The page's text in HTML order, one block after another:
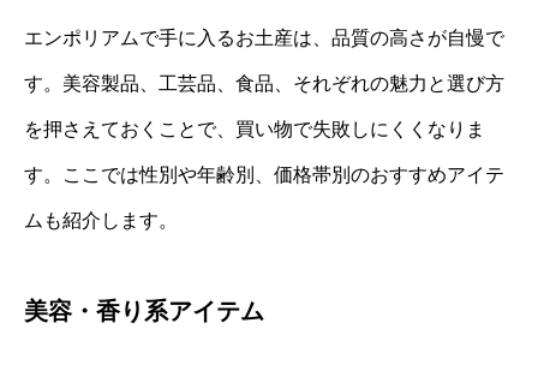
エンポリアムで手に入るお土産は、品質の高さが自慢で
す。美容製品、工芸品、食品、それぞれの魅力と選び方
を押さえておくことで、買い物で失敗しにくくなりま
す。ここでは性別や年齢別、価格帯別のおすすめアイテ
ムも紹介します。
美容・香り系アイテム